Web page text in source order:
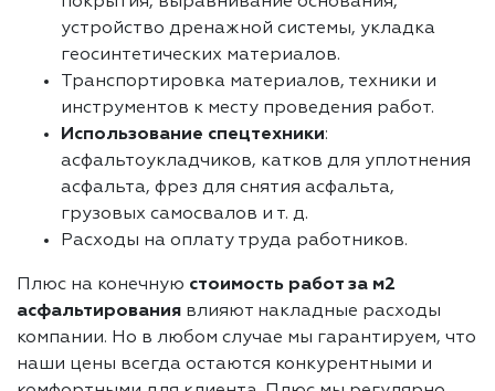
устройство дренажной системы, укладка
геосинтетических материалов.
Транспортировка материалов, техники и
инструментов к месту проведения работ.
Использование спецтехники:
асфальтоукладчиков, катков для уплотнения
асфальта, фрез для снятия асфальта,
грузовых самосвалов и т. д.
Расходы на оплату труда работников.
Плюс на конечную стоимость работ за м2
асфальтирования влияют накладные расходы
компании. Но в любом случае мы гарантируем, что
наши цены всегда остаются конкурентными и